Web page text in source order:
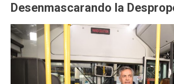
Desenmascarando la